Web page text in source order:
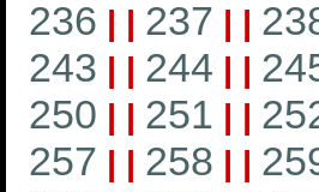
236 | | 237 | |
243 | | 244 | |
250 | | 251 | |
257 | | 258 | |